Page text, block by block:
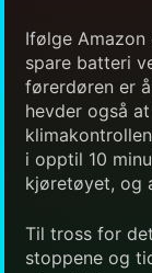
Ifølge
spare batteri
førerdøren er
hevder også
i opptil 10
kjøretøyet, og
Til tross for
stoppene og